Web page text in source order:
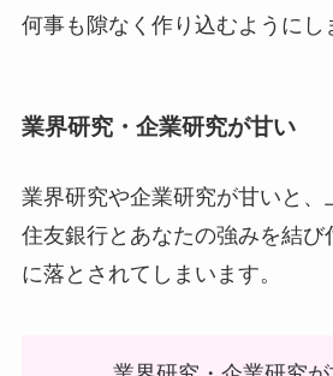
何事も隙なく作り込むようにし
業界研究・企業研究が甘い
業界研究や企業研究が甘いと、
住友銀行とあなたの強みを結び
に落とされてしまいます。